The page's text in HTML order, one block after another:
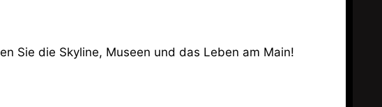
Sie die Skyline, Museen und das Leben am Main!